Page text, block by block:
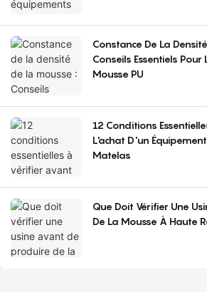
Constance De La
Conseils Essentiels Pour
Mousse PU
12 Conditions
L'achat D'un
Matelas
Que Doit Vérifier Une
De La Mousse À Haute